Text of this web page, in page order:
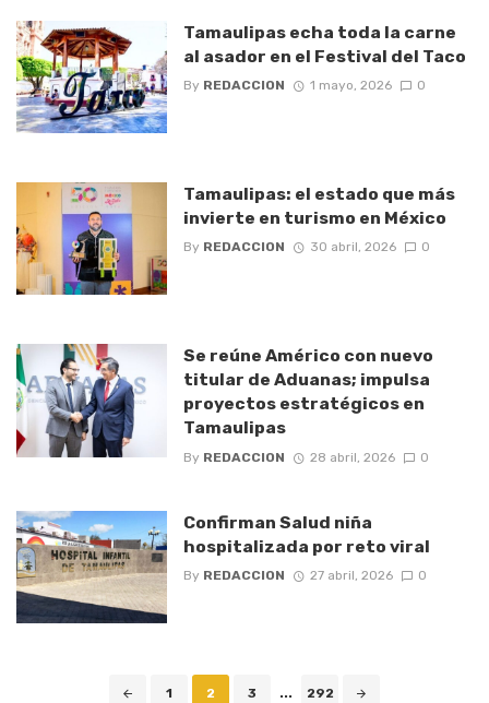
Tamaulipas echa toda la carne
al asador en el Festival del Taco
By REDACCION 1 mayo, 2026 0
Tamaulipas: el estado que más
invierte en turismo en México
By REDACCION 30 abril, 2026 0
Se reúne Américo con nuevo
titular de Aduanas; impulsa
proyectos estratégicos en
Tamaulipas
By REDACCION 28 abril, 2026 0
Confirman Salud niña
hospitalizada por reto viral
By REDACCION 27 abril, 2026 0
1 2 3 ... 292